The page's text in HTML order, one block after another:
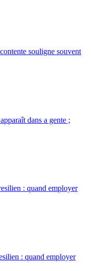
souligne souvent
dans a gente ;
: quand employer
: quand employer